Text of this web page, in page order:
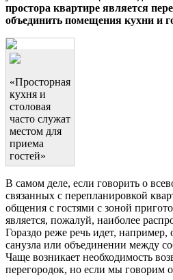
простора квартире является
объединить помещения кухни и
«Просторная
кухня и
столовая
часто служат
местом для
приема
гостей»
В самом деле, если говорить о
связанных с перепланировкой
общения с гостями с зоной
является, пожалуй, наиболее
Гораздо реже речь идет, например,
санузла или объединении между
Чаще возникает необходимость
перегородок, но если мы говорим